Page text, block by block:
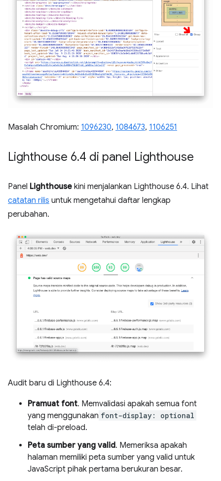
Masalah Chromium: 1096230, 1084673, 1106251
Lighthouse 6.4 di panel Lighthouse
Panel Lighthouse kini menjalankan Lighthouse 6.4. Lihat
catatan rilis untuk mengetahui daftar lengkap
perubahan.
Audit baru di Lighthouse 6.4:
Pramuat font. Memvalidasi apakah semua font
yang menggunakan font-display: optional
telah di-preload.
Peta sumber yang valid. Memeriksa apakah
halaman memiliki peta sumber yang valid untuk
JavaScript pihak pertama berukuran besar.